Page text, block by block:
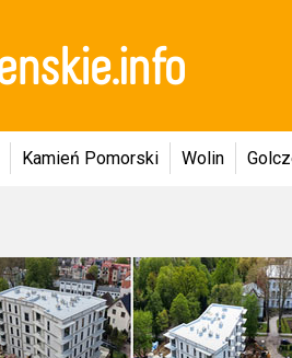
Kamień Pomorski Wolin